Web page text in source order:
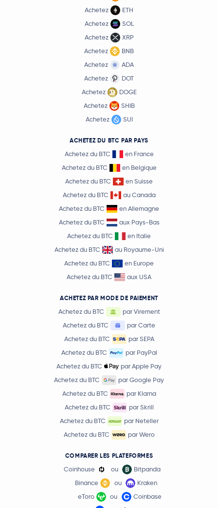
Achetez
ETH
Achetez
SOL
Achetez
XRP
Achetez
BNB
Achetez
ADA
Achetez
DOT
Achetez
DOGE
Achetez
SHIB
Achetez
SUI
ACHETEZ DU BTC PAR PAYS
Achetez du BTC
en France
Achetez du BTC
en Belgique
Achetez du BTC
en Suisse
Achetez du BTC
au Canada
Achetez du BTC
en Allemagne
Achetez du BTC
aux Pays-Bas
Achetez du BTC
en Italie
Achetez du BTC
au Royaume-Uni
Achetez du BTC
en Europe
Achetez du BTC
aux USA
ACHETEZ PAR MODE DE PAIEMENT
Achetez du BTC
par Virement
Achetez du BTC
par Carte
Achetez du BTC
par SEPA
Achetez du BTC
par PayPal
Achetez du BTC
par Apple Pay
Achetez du BTC
par Google Pay
Achetez du BTC
par Klarna
Achetez du BTC
par Skrill
Achetez du BTC
par Neteller
Achetez du BTC
par Wero
COMPARER LES PLATEFORMES
Coinhouse ou
Bitpanda
Binance
ou
Kraken
eToro
ou
Coinbase